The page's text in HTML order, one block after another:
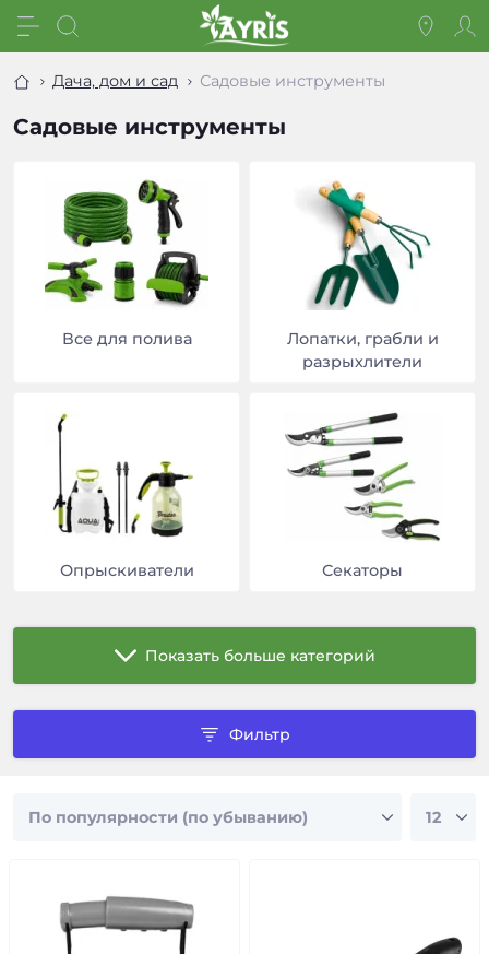
Дача, дом и сад Садовые инструменты
Садовые инструменты
Все для полива
Лопатки, грабли и
разрыхлители
Опрыскиватели Секаторы
Показать больше категорий
Фильтр